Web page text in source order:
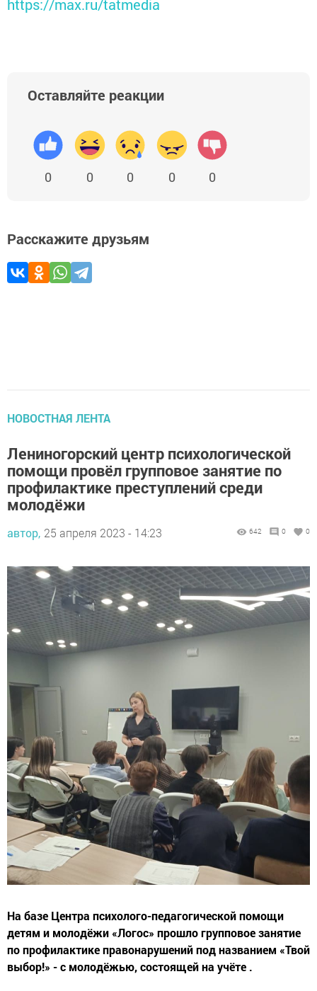
https://max.ru/tatmedia
Оставляйте реакции
0 0 0 0 0
Расскажите друзьям
НОВОСТНАЯ ЛЕНТА
Лениногорский центр психологической
помощи провёл групповое занятие по
профилактике преступлений среди
молодёжи
автор, 25 апреля 2023 - 14:23 642 0 0
На базе Центра психолого-педагогической помощи
детям и молодёжи «Логос» прошло групповое занятие
по профилактике правонарушений под названием «Твой
выбор!» - с молодёжью, состоящей на учёте .